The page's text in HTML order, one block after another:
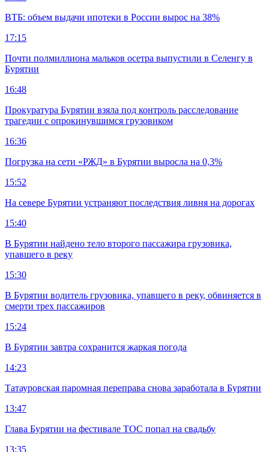
ВТБ: объем выдачи ипотеки в России вырос на 38%
17:15
Почти полмиллиона мальков осетра выпустили в Селенгу в
Бурятии
16:48
Прокуратура Бурятии взяла под контроль расследование
трагедии с опрокинувшимся грузовиком
16:36
Погрузка на сети «РЖД» в Бурятии выросла на 0,3%
15:52
На севере Бурятии устраняют последствия ливня на дорогах
15:40
В Бурятии найдено тело второго пассажира грузовика,
упавшего в реку
15:30
В Бурятии водитель грузовика, упавшего в реку, обвиняется в
смерти трех пассажиров
15:24
В Бурятии завтра сохранится жаркая погода
14:23
Татауровская паромная переправа снова заработала в Бурятии
13:47
Глава Бурятии на фестивале ТОС попал на свадьбу
13:35